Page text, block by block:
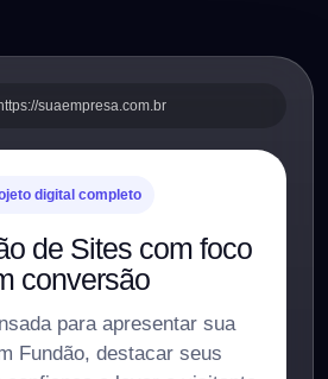
suaempresa.com.br
digital completo
de Sites com foco
conversão
para apresentar sua
Fundão, destacar seus